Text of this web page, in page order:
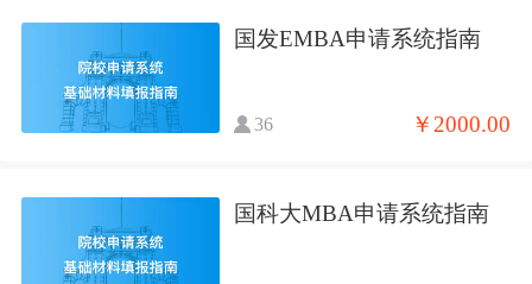
国发EMBA申请系统指南
36 ￥2000.00
国科大MBA申请系统指南